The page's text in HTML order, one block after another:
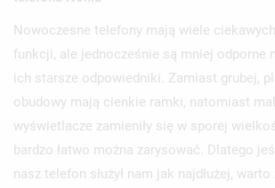
Nowoczesne telefony mają wiele
funkcji, ale jednocześnie są mniej odporne
ich starsze odpowiedniki. Zamiast grubej,
obudowy mają cienkie ramki, natomiast
wyświetlacze zamieniły się w sporej
bardzo łatwo można zarysować. Dlatego
nasz telefon służył nam jak najdłużej,